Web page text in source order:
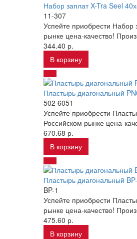
Набор заплат X-Tra Seel
11-307
Успейте приобрести
рынке цена-качество!
344.40 р.
В корзину
Пластырь диагональный
502 6051
Успейте приобрести
Российском рынке цена-
670.68 р.
В корзину
Пластырь диагональный
BP-1
Успейте приобрести
рынке цена-качество!
475.60 р.
В корзину